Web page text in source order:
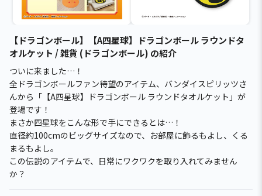
【ドラゴンボール】【A四星球】ドラゴンボール ラウンドタ
オルケット / 雑貨 (ドラゴンボール) の紹介
ついに来ました…！
全ドラゴンボールファン待望のアイテム、バンダイスピリッツさ
んから「【A四星球】ドラゴンボール ラウンドタオルケット」が
登場です！
まさか四星球をこんな形で手にできるとは…！
直径約100cmのビッグサイズなので、お部屋に飾るもよし、くる
まるもよし。
この伝説のアイテムで、日常にワクワクを取り入れてみません
か？